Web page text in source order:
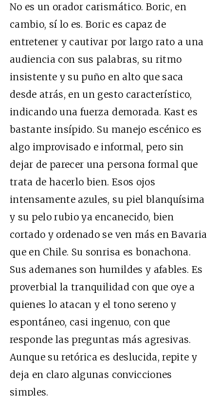
No es un orador carismático. Boric, en
cambio, sí lo es. Boric es capaz de
entretener y cautivar por largo rato a una
audiencia con sus palabras, su ritmo
insistente y su puño en alto que saca
desde atrás, en un gesto característico,
indicando una fuerza demorada. Kast es
bastante insípido. Su manejo escénico es
algo improvisado e informal, pero sin
dejar de parecer una persona formal que
trata de hacerlo bien. Esos ojos
intensamente azules, su piel blanquísima
y su pelo rubio ya encanecido, bien
cortado y ordenado se ven más en Bavaria
que en Chile. Su sonrisa es bonachona.
Sus ademanes son humildes y afables. Es
proverbial la tranquilidad con que oye a
quienes lo atacan y el tono sereno y
espontáneo, casi ingenuo, con que
responde las preguntas más agresivas.
Aunque su retórica es deslucida, repite y
deja en claro algunas convicciones
simples.